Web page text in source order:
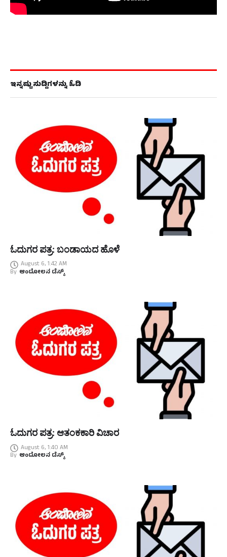
ಇನ್ನಷ್ಟು ಸುದ್ದಿಗಳನ್ನು ಓದಿ
ಓದುಗರ ಪತ್ರ: ಬಂಡಾಯದ ಹೊಳೆ
August 6, 1:42 AM
By ಆಂದೋಲನ ಡೆಸ್ಕ್
ಓದುಗರ ಪತ್ರ: ಆತಂಕಕಾರಿ ವಿಚಾರ
August 6, 1:40 AM
By ಆಂದೋಲನ ಡೆಸ್ಕ್